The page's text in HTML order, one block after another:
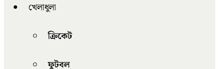
খেলাধুলা
ক্রিকেট
ফুটবল